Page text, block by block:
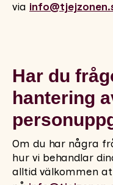
via
Har du
hantering
Om du har några
hur vi behandlar
alltid välkommen